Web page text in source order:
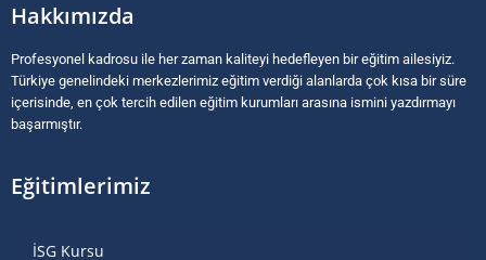
Hakkımızda
Profesyonel kadrosu ile her zaman kaliteyi hedefleyen bir eğitim ailesiyiz.
Türkiye genelindeki merkezlerimiz eğitim verdiği alanlarda çok kısa bir süre
içerisinde, en çok tercih edilen eğitim kurumları arasına ismini yazdırmayı
başarmıştır.
Eğitimlerimiz
İSG Kursu